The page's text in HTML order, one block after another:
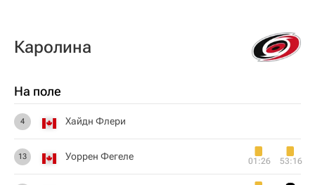
Каролина
На поле
4 Хайдн Флери
13 Уоррен Фегеле 01:26 53:16